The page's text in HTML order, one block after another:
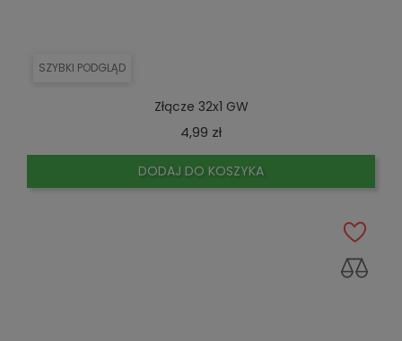
SZYBKI PODGLĄD
Złącze 32x1 GW
4,99 złCena
DODAJ DO KOSZYKA